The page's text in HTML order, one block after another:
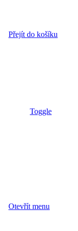
Přejít do košíku
Toggle
Otevřít menu